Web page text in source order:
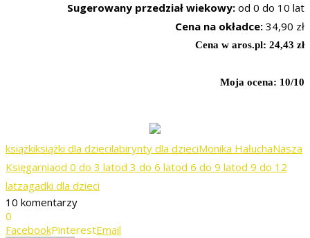
Sugerowany przedział wiekowy: od 0 do 10 lat
Cena na okładce: 34,90 zł
Cena w aros.pl: 24,43 zł
Moja ocena: 10/10
książkiksiążki dla dziecilabirynty dla dzieciMonika HałuchaNasza
Księgarniaod 0 do 3 latod 3 do 6 latod 6 do 9 latod 9 do 12
latzagadki dla dzieci
10 komentarzy
0
FacebookPinterestEmail